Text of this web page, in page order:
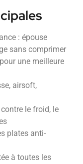
: épouse
sans comprimer
une meilleure
airsoft,
le froid, le
plates anti-
à toutes les